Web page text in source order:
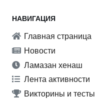
НАВИГАЦИЯ
Главная страница
Новости
Ламазан хенаш
Лента активности
Викторины и тесты